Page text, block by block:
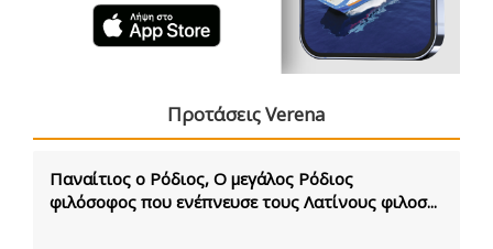
Προτάσεις Verena
Παναίτιος ο Ρόδιος, Ο μεγάλος Ρόδιος
φιλόσοφος που ενέπνευσε τους Λατίνους φιλοσ...